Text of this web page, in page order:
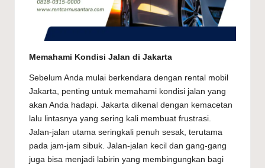
Memahami Kondisi Jalan di Jakarta
Sebelum Anda mulai berkendara dengan rental mobil
Jakarta, penting untuk memahami kondisi jalan yang
akan Anda hadapi. Jakarta dikenal dengan kemacetan
lalu lintasnya yang sering kali membuat frustrasi.
Jalan-jalan utama seringkali penuh sesak, terutama
pada jam-jam sibuk. Jalan-jalan kecil dan gang-gang
juga bisa menjadi labirin yang membingungkan bagi